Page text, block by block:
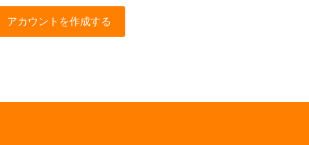
アカウントを作成する